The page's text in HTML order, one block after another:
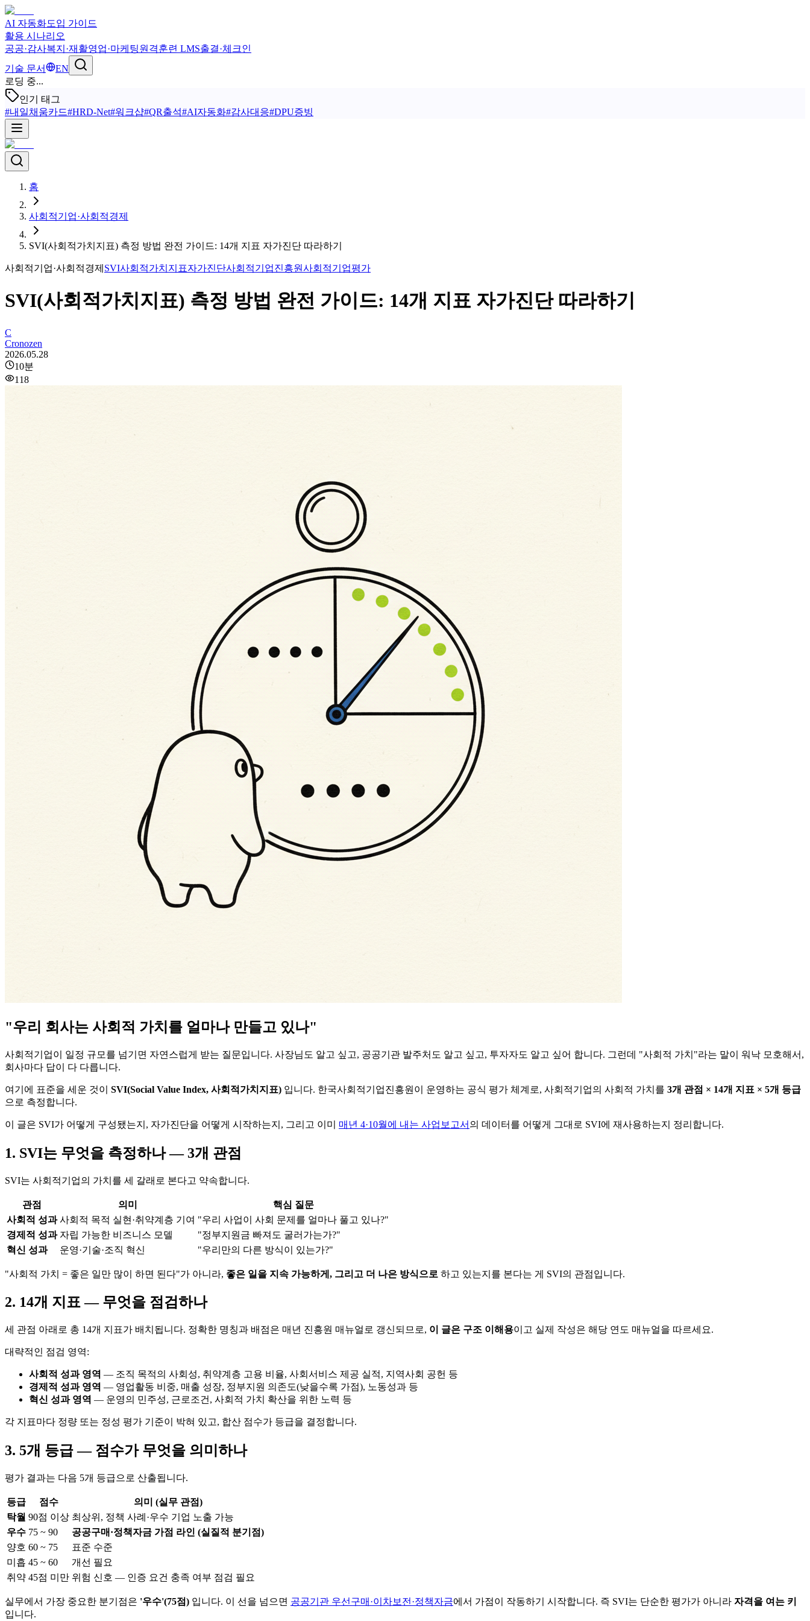
AI 자동화도입 가이드
활용 시나리오
공공·감사복지·재활영업·마케팅원격훈련 LMS출결·체크인
기술 문서
EN
로딩 중...
인기 태그
#내일채움카드#HRD-Net#워크샵#QR출석#AI자동화#감사대응#DPU증빙
홈
사회적기업·사회적경제
SVI(사회적가치지표) 측정 방법 완전 가이드: 14개 지표 자가진단 따라하기
사회적기업·사회적경제 SVI사회적가치지표자가진단사회적기업진흥원사회적기업평가
SVI(사회적가치지표) 측정 방법 완전 가이드: 14개 지표 자가진단 따라하기
C
Cronozen
2026.05.28
10분
118
"우리 회사는 사회적 가치를 얼마나 만들고 있나"
사회적기업이 일정 규모를 넘기면 자연스럽게 받는 질문입니다. 사장님도 알고 싶고, 공공기관 발주처도 알고 싶고, 투자자도 알고 싶어 합니다. 그런데 "사회적 가치"라는 말이 워낙 모호해서,
회사마다 답이 다 다릅니다.
여기에 표준을 세운 것이 SVI(Social Value Index, 사회적가치지표) 입니다. 한국사회적기업진흥원이 운영하는 공식 평가 체계로, 사회적기업의 사회적 가치를 3개 관점 × 14개 지표 × 5개 등급
으로 측정합니다.
이 글은 SVI가 어떻게 구성됐는지, 자가진단을 어떻게 시작하는지, 그리고 이미 매년 4·10월에 내는 사업보고서 의 데이터를 어떻게 그대로 SVI에 재사용하는지 정리합니다.
1. SVI는 무엇을 측정하나 — 3개 관점
SVI는 사회적기업의 가치를 세 갈래로 본다고 약속합니다.
관점 의미
핵심 질문
사회적 성과 사회적 목적 실현·취약계층 기여 "우리 사업이 사회 문제를 얼마나 풀고 있나?"
경제적 성과 자립 가능한 비즈니스 모델
"정부지원금 빠져도 굴러가는가?"
혁신 성과
운영·기술·조직 혁신 "우리만의 다른 방식이 있는가?"
"사회적 가치 = 좋은 일만 많이 하면 된다"가 아니라, 좋은 일을 지속 가능하게, 그리고 더 나은 방식으로 하고 있는지를 본다는 게 SVI의 관점입니다.
2. 14개 지표 — 무엇을 점검하나
세 관점 아래로 총 14개 지표가 배치됩니다. 정확한 명칭과 배점은 매년 진흥원 매뉴얼로 갱신되므로, 이 글은 구조 이해용이고 실제 작성은 해당 연도 매뉴얼을 따르세요.
대략적인 점검 영역:
사회적 성과 영역 — 조직 목적의 사회성, 취약계층 고용 비율, 사회서비스 제공 실적, 지역사회 공헌 등
경제적 성과 영역 — 영업활동 비중, 매출 성장, 정부지원 의존도(낮을수록 가점), 노동성과 등
혁신 성과 영역 — 운영의 민주성, 근로조건, 사회적 가치 확산을 위한 노력 등
각 지표마다 정량 또는 정성 평가 기준이 박혀 있고, 합산 점수가 등급을 결정합니다.
3. 5개 등급 — 점수가 무엇을 의미하나
평가 결과는 다음 5개 등급으로 산출됩니다.
등급 점수
의미 (실무 관점)
탁월 90점 이상 최상위, 정책 사례·우수 기업 노출 가능
우수 75 ~ 90
공공구매·정책자금 가점 라인 (실질적 분기점)
양호 60 ~ 75
표준 수준
미흡 45 ~ 60
개선 필요
취약 45점 미만 위험 신호 — 인증 요건 충족 여부 점검 필요
실무에서 가장 중요한 분기점은 '우수'(75점) 입니다. 이 선을 넘으면 공공기관 우선구매·이차보전·정책자금에서 가점이 작동하기 시작합니다. 즉 SVI는 단순한 평가가 아니라 자격을 여는 키
입니다.